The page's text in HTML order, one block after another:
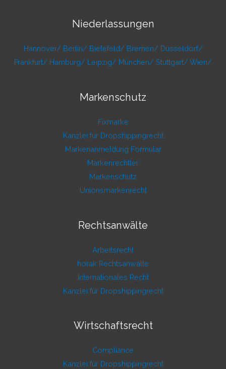
Niederlassungen
Hannover/ Berlin/ Bielefeld/ Bremen/ Düsseldorf/
Frankfurt/ Hamburg/ Leipzig/ München/ Stuttgart/ Wien/
Markenschutz
Fixmarke
Kanzlei für Dropshippingrecht
Markenanmeldung Formular
Markenrechtler
Markenschutz
Unionsmarkenrecht
Rechtsanwälte
Arbeitsrecht
horak Rechtsanwälte
Internationales Recht
Kanzlei für Dropshippingrecht
Wirtschaftsrecht
Compliance
Kanzlei für Dropshippingrecht